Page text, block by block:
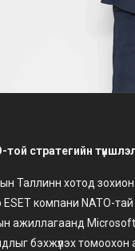
той стратегийн
Таллинн хотод
ESET компани NATO-
ажиллагаанд
бэхжүүлэх